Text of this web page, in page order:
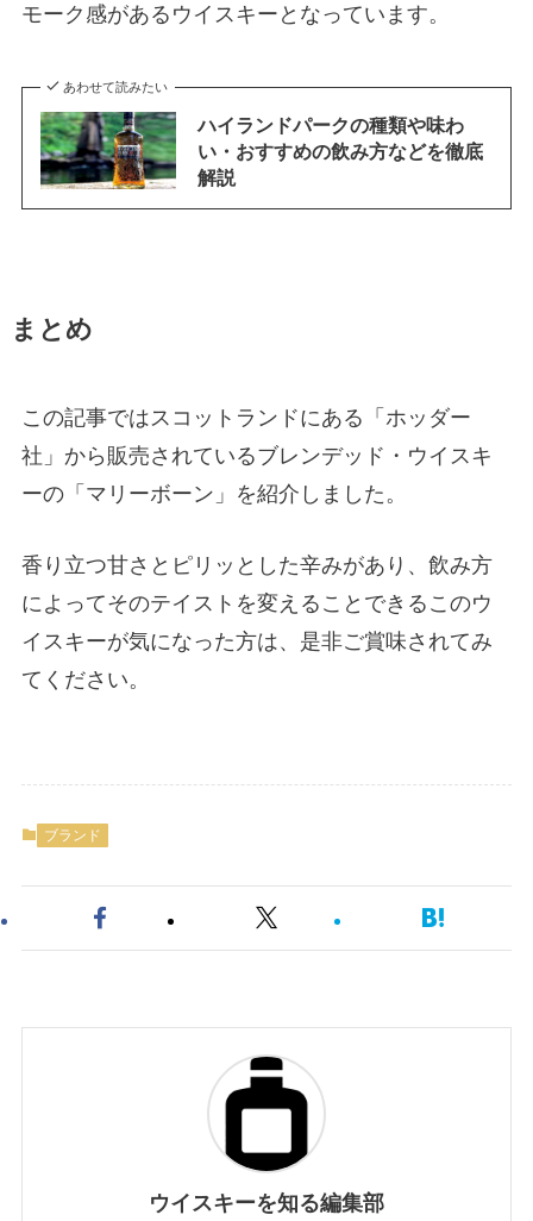
モーク感があるウイスキーとなっています。
あわせて読みたい
ハイランドパークの種類や味わ
い・おすすめの飲み方などを徹底
解説
まとめ
この記事ではスコットランドにある「ホッダー
社」から販売されているブレンデッド・ウイスキ
ーの「マリーボーン」を紹介しました。
香り立つ甘さとピリッとした辛みがあり、飲み方
によってそのテイストを変えることできるこのウ
イスキーが気になった方は、是非ご賞味されてみ
てください。
ブランド
ウイスキーを知る編集部